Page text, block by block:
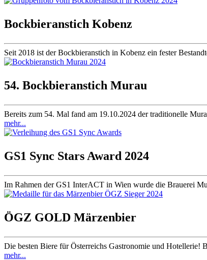
Bockbieranstich Kobenz
Seit 2018 ist der Bockbieranstich in Kobenz ein fester
54. Bockbieranstich Murau
Bereits zum 54. Mal fand am 19.10.2024 der traditionelle
mehr...
GS1 Sync Stars Award 2024
Im Rahmen der GS1 InterACT in Wien wurde die Brauerei
ÖGZ GOLD Märzenbier
Die besten Biere für Österreichs Gastronomie und
mehr...